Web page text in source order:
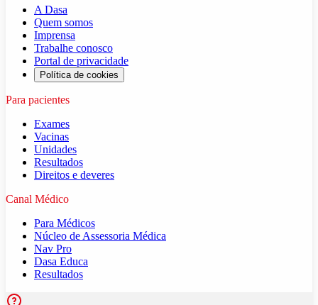
A Dasa
Quem somos
Imprensa
Trabalhe conosco
Portal de privacidade
Política de cookies
Para pacientes
Exames
Vacinas
Unidades
Resultados
Direitos e deveres
Canal Médico
Para Médicos
Núcleo de Assessoria Médica
Nav Pro
Dasa Educa
Resultados